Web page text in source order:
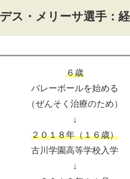
ス・メリーサ選手：
６歳
バレーボールを始める
（ぜんそく治療のため）
↓
２０１８年（１６歳）
古川学園高等学校入学
↓